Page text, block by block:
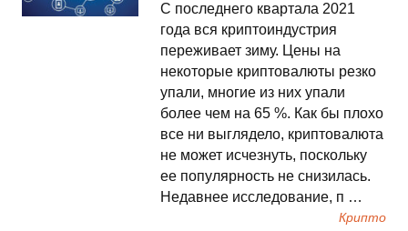
С последнего квартала 2021
года вся криптоиндустрия
переживает зиму. Цены на
некоторые криптовалюты резко
упали, многие из них упали
более чем на 65 %. Как бы плохо
все ни выглядело, криптовалюта
не может исчезнуть, поскольку
ее популярность не снизилась.
Недавнее исследование, п …
Крипто